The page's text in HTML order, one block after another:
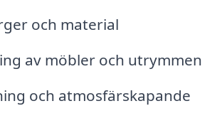
och material
av möbler och utrymmen
och atmosfärskapande